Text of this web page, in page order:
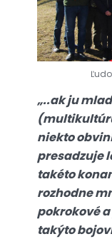
„..ak ju
niekto
presadzuje
takéto
rozhodne
pokrokové
takýto